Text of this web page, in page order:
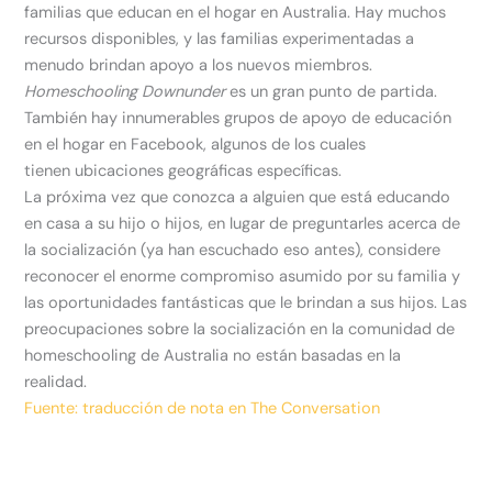
familias que educan en el hogar en Australia. Hay muchos
recursos disponibles, y las familias experimentadas a
menudo brindan apoyo a los nuevos miembros.
Homeschooling Downunderes un gran punto de partida.
También hay innumerables grupos de apoyo de educación
en el hogar en Facebook, algunos de los cuales
tienen ubicaciones geográficas específicas.
La próxima vez que conozca a alguien que está educando
en casa a su hijo o hijos, en lugar de preguntarles acerca de
la socialización (ya han escuchado eso antes), considere
reconocer el enorme compromiso asumido por su familia y
las oportunidades fantásticas que le brindan a sus hijos. Las
preocupaciones sobre la socialización en la comunidad de
homeschooling de Australia no están basadas en la
realidad.
Fuente: traducción de nota en The Conversation